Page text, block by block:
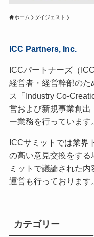
ホーム ダイジェスト
ICC Partners, Inc.
ICCパートナーズ（
経営者・経営幹部の
ス「Industry Co-
営および新規事業創
ー業務を行っています。
ICCサミットでは業界
の高い意見交換をす
ミットで議論された
運営も行っております。
カテゴリー